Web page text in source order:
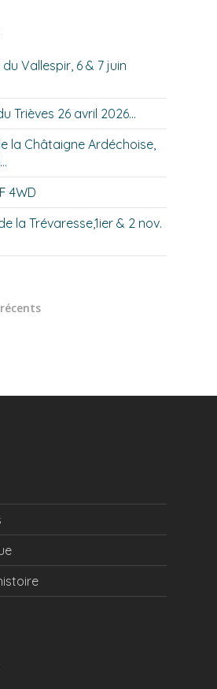
Vallespir, 6 & 7 juin
Trièves 26 avril 2026…
la Châtaigne Ardéchoise,
4WD
la Trévaresse,1ier & 2 nov.